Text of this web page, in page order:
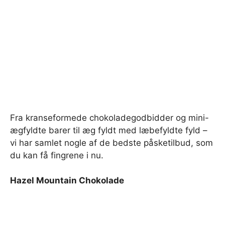
Fra kranseformede chokoladegodbidder og mini-
ægfyldte barer til æg fyldt med læbefyldte fyld –
vi har samlet nogle af de bedste påsketilbud, som
du kan få fingrene i nu.
Hazel Mountain Chokolade